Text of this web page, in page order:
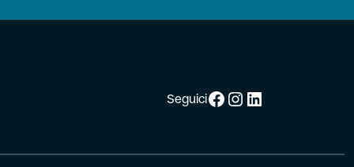
SeguiciFacebook
Instagram
LinkedIn